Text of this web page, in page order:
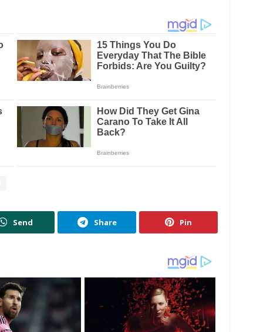
Send Share Pin